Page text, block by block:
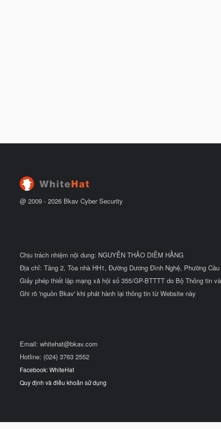
@ 2009 - 2026 Bkav Cyber Security
Chịu trách nhiệm nội dung: NGUYỄN THẢO DIỄM HẰNG
Địa chỉ: Tầng 2, Tòa nhà HH1, Đường Dương Đình Nghệ, Phường
Giấy phép thiết lập mạng xã hội số 355/GP-BTTTT do Bộ Thông tin
Ghi rõ 'nguồn Bkav' khi phát hành lại thông tin từ Website này
Email: whitehat@bkav.com
Hotline: (024) 3763 2552
Facebook: WhiteHat
Quy định và điều khoản sử dụng